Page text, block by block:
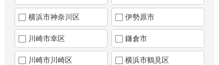
横浜市神奈川区 伊勢原市
川崎市幸区 鎌倉市
川崎市川崎区 横浜市鶴見区